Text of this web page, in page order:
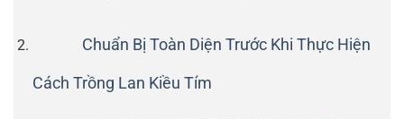
Chuẩn Bị Toàn Diện Trước Khi Thực Hiện
Cách Trồng Lan Kiều Tím